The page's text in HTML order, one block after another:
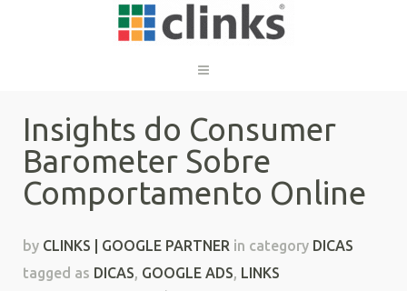
Insights do Consumer
Barometer Sobre
Comportamento Online
by CLINKS | GOOGLE PARTNER in category DICAS
tagged as DICAS, GOOGLE ADS, LINKS